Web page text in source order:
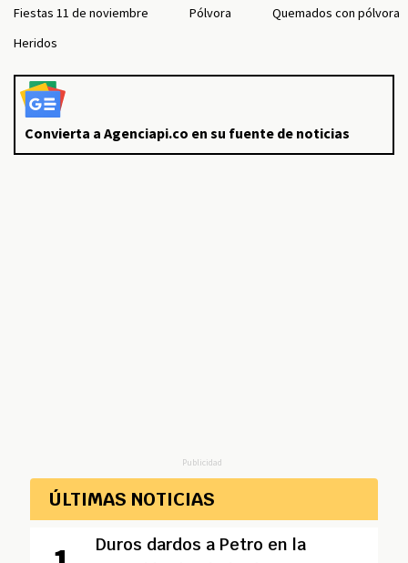
Fiestas 11 de noviembre
Pólvora
Quemados con pólvora
Heridos
Convierta a Agenciapi.co en su fuente de noticias
Publicidad
ÚLTIMAS NOTICIAS
Duros dardos a Petro en la